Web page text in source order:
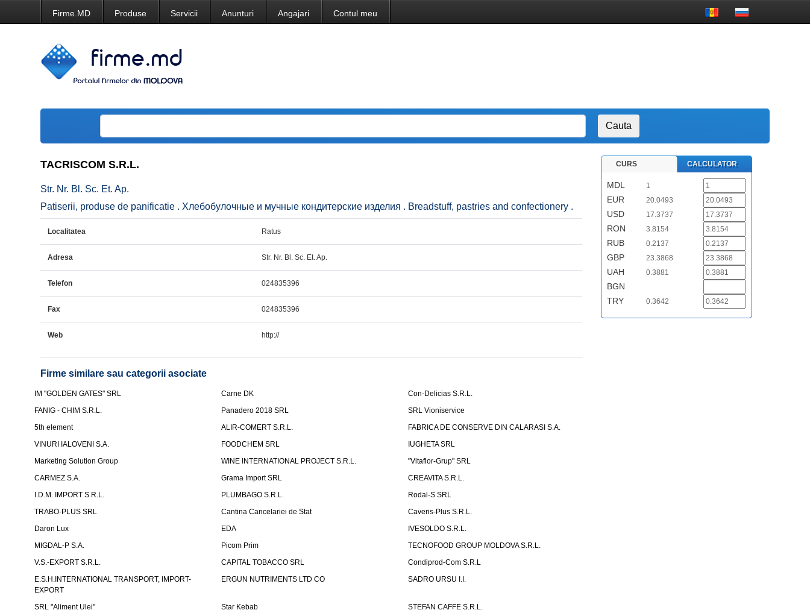
Firme.MD Produse Servicii Anunturi Angajari Contul meu
TACRISCOM S.R.L.
Str. Nr. Bl. Sc. Et. Ap.
Patiserii, produse de panificatie . Хлебобулочные и мучные кондитерские изделия . Breadstuff, pastries and confectionery .
Localitatea Ratus
Adresa Str. Nr. Bl. Sc. Et. Ap.
Telefon 024835396
Fax 024835396
Web http://
Firme similare sau categorii asociate
IM "GOLDEN GATES" SRL Carne DK
Con-Delicias S.R.L.
FANIG - CHIM S.R.L.
Panadero 2018 SRL
SRL Vioniservice
5th element
ALIR-COMERT S.R.L.
FABRICA DE CONSERVE DIN CALARASI S.A.
VINURI IALOVENI S.A.
FOODCHEM SRL
IUGHETA SRL
Marketing Solution Group
WINE INTERNATIONAL PROJECT S.R.L.
"Vitaflor-Grup" SRL
CARMEZ S.A.
Grama Import SRL
CREAVITA S.R.L.
I.D.M. IMPORT S.R.L.
PLUMBAGO S.R.L.
Rodal-S SRL
TRABO-PLUS SRL
Cantina Cancelariei de Stat
Caveris-Plus S.R.L.
Daron Lux
EDA
IVESOLDO S.R.L.
MIGDAL-P S.A.
Picom Prim
TECNOFOOD GROUP MOLDOVA S.R.L.
V.S.-EXPORT S.R.L.
CAPITAL TOBACCO SRL
Condiprod-Com S.R.L
E.S.H.INTERNATIONAL TRANSPORT, IMPORT-
EXPORT
ERGUN NUTRIMENTS LTD CO SADRO URSU I.I.
SRL "Aliment Ulei" Star Kebab
STEFAN CAFFE S.R.L.
CURS CALCULATOR
MDL 1
EUR 20.0493
USD 17.3737
RON 3.8154
RUB 0.2137
GBP 23.3868
UAH 0.3881
BGN
TRY
0.3642